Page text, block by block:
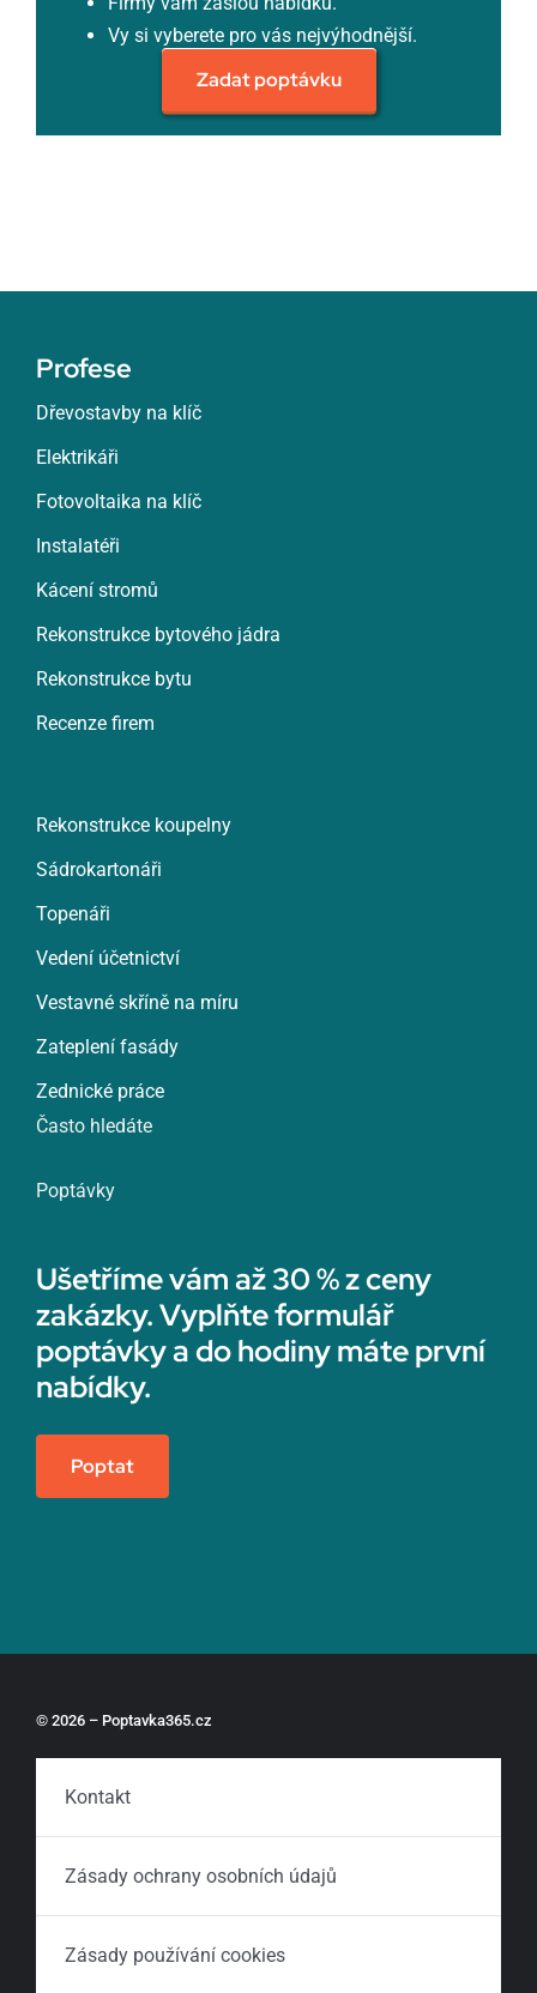
Vy si vyberete pro vás nejvýhodnější.
Zadat poptávku
Profese
Dřevostavby na klíč
Elektrikáři
Fotovoltaika na klíč
Instalatéři
Kácení stromů
Rekonstrukce bytového jádra
Rekonstrukce bytu
Recenze firem
Rekonstrukce koupelny
Sádrokartonáři
Topenáři
Vedení účetnictví
Vestavné skříně na míru
Zateplení fasády
Zednické práce
Často hledáte
Poptávky
Ušetříme vám až 30 % z ceny
zakázky. Vyplňte formulář
poptávky a do hodiny máte první
nabídky.
Poptat
© 2026 – Poptavka365.cz
Kontakt
Zásady ochrany osobních údajů
Zásady používání cookies